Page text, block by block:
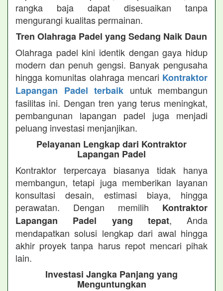
rangka baja dapat disesuaikan tanpa
mengurangi kualitas permainan.
Tren Olahraga Padel yang Sedang Naik Daun
Olahraga padel kini identik dengan gaya hidup
modern dan penuh gengsi. Banyak pengusaha
hingga komunitas olahraga mencari Kontraktor
Lapangan Padel terbaik untuk membangun
fasilitas ini. Dengan tren yang terus meningkat,
pembangunan lapangan padel juga menjadi
peluang investasi menjanjikan.
Pelayanan Lengkap dari Kontraktor
Lapangan Padel
Kontraktor terpercaya biasanya tidak hanya
membangun, tetapi juga memberikan layanan
konsultasi desain, estimasi biaya, hingga
perawatan. Dengan memilih Kontraktor
Lapangan Padel yang tepat, Anda
mendapatkan solusi lengkap dari awal hingga
akhir proyek tanpa harus repot mencari pihak
lain.
Investasi Jangka Panjang yang
Menguntungkan